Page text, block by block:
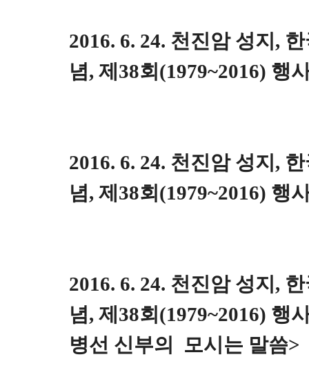
2016. 6. 24. 천진암 성지,
념, 제38회(1979~2016) 행
2016. 6. 24. 천진암 성지,
념, 제38회(1979~2016) 행
2016. 6. 24. 천진암 성지,
념, 제38회(1979~2016) 행
병선 신부의 모시는 말씀>